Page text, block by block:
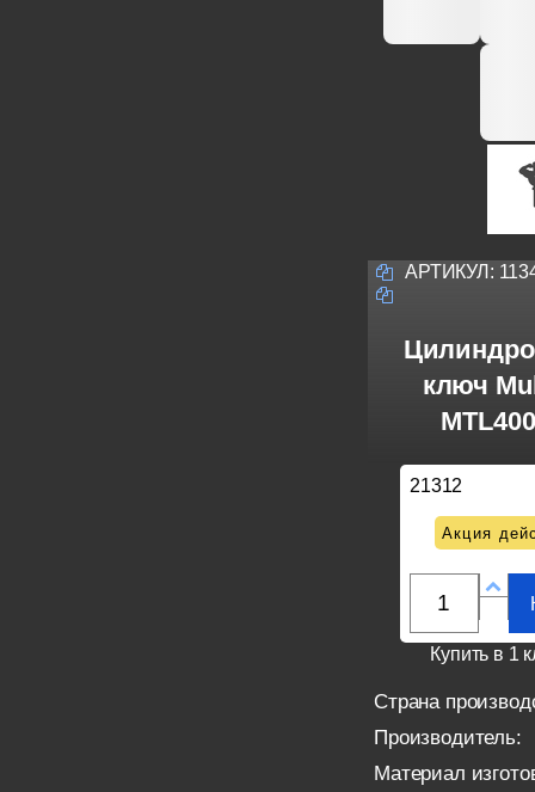
АРТИКУЛ:
ключ
21312
Акция
Купить в 1
Страна
Производитель:
Материал